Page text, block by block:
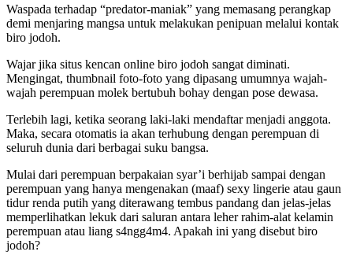
Waspada terhadap “predator-maniak” yang memasang perangkap
demi menjaring mangsa untuk melakukan penipuan melalui kontak
biro jodoh.
Wajar jika situs kencan online biro jodoh sangat diminati.
Mengingat, thumbnail foto-foto yang dipasang umumnya wajah-
wajah perempuan molek bertubuh bohay dengan pose dewasa.
Terlebih lagi, ketika seorang laki-laki mendaftar menjadi anggota.
Maka, secara otomatis ia akan terhubung dengan perempuan di
seluruh dunia dari berbagai suku bangsa.
Mulai dari perempuan berpakaian syar’i berhijab sampai dengan
perempuan yang hanya mengenakan (maaf) sexy lingerie atau gaun
tidur renda putih yang diterawang tembus pandang dan jelas-jelas
memperlihatkan lekuk dari saluran antara leher rahim-alat kelamin
perempuan atau liang s4ngg4m4. Apakah ini yang disebut biro
jodoh?